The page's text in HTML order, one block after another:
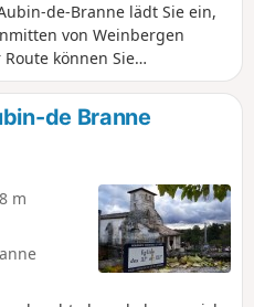
de-Branne lädt Sie ein,
von Weinbergen
können Sie
und kulturelle Schätze
de Branne
m